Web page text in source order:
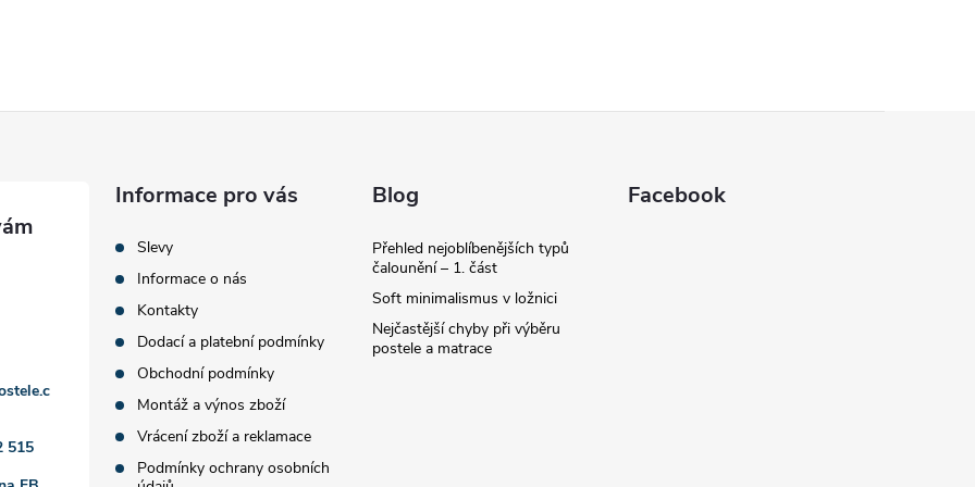
515
Informace pro vás
Slevy
Informace o nás
Kontakty
Dodací a platební podmínky
Obchodní podmínky
Montáž a výnos zboží
Vrácení zboží a reklamace
Podmínky ochrany osobních
Blog
Přehled nejoblíbenějších typů
čalounění – 1. část
Soft minimalismus v ložnici
Nejčastější chyby při výběru
postele a matrace
Facebook